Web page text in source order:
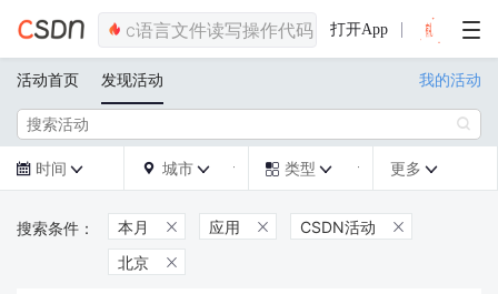
打开App
活动首页 发现活动 我的活动

 时间   城市   类型  更多 
本月  应用  CSDN活动 
北京 